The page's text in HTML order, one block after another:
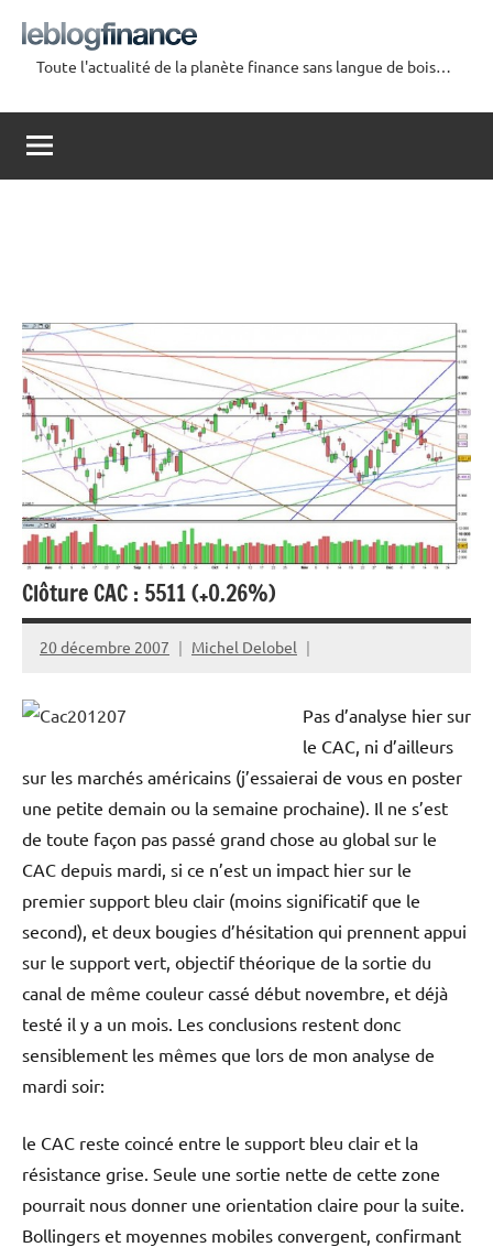
contenu
Blog
Finance
Toute l'actualité de la planète finance sans langue de bois…
Clôture CAC : 5511 (+0.26%)
20 décembre 2007 Michel Delobel
Pas d’analyse hier sur
le CAC, ni d’ailleurs
sur les marchés américains (j’essaierai de vous en poster
une petite demain ou la semaine prochaine). Il ne s’est
de toute façon pas passé grand chose au global sur le
CAC depuis mardi, si ce n’est un impact hier sur le
premier support bleu clair (moins significatif que le
second), et deux bougies d’hésitation qui prennent appui
sur le support vert, objectif théorique de la sortie du
canal de même couleur cassé début novembre, et déjà
testé il y a un mois. Les conclusions restent donc
sensiblement les mêmes que lors de mon analyse de
mardi soir:
le CAC reste coincé entre le support bleu clair et la
résistance grise. Seule une sortie nette de cette zone
pourrait nous donner une orientation claire pour la suite.
Bollingers et moyennes mobiles convergent, confirmant